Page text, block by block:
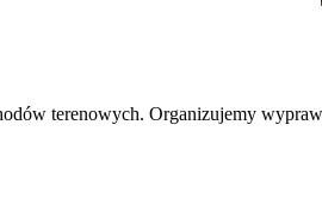
terenowych. Organizujemy